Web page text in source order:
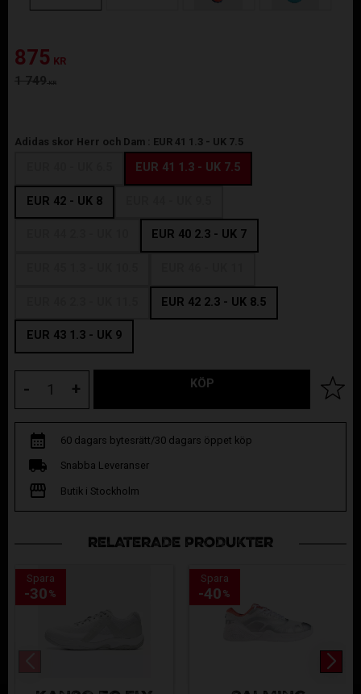
Nedsatt pris:
875 KR
Ordinarie pris:
1 749KR
Adidas skor Herr och Dam : EUR 41 1.3 - UK 7.5
EUR 41 1.3 - UK 7.5
EUR 42 - UK 8
EUR 40 2.3 - UK 7
EUR 42 2.3 - UK 8.5
EUR 43 1.3 - UK 9
+
- KÖP Lägg
60 dagars bytesrätt/30 dagars öppet köp
Snabba Leveranser
Butik i Stockholm
RELATERADE PRODUKTER
Spara
30 %
Spara
40 %